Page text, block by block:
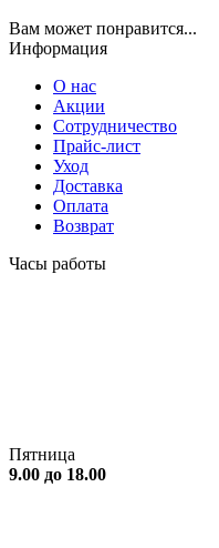
Вам может понравится...
Информация
О нас
Акции
Сотрудничество
Прайс-лист
Уход
Доставка
Оплата
Возврат
Часы работы
Пятница
9.00 до 18.00